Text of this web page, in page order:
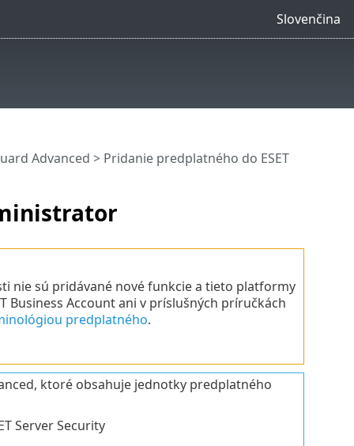
Slovenčina
Advanced > Pridanie predplatného do ESET
nie sú pridávané nové funkcie a tieto platformy
Business Account ani v príslušných príručkách
predplatného.
ktoré obsahuje jednotky predplatného
Server Security